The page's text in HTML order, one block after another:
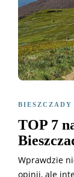
BIESZCZADY
TOP 7
Wprawdzie
opinii, ale